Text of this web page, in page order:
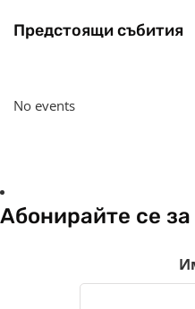
Предстоящи събития
No events
Абонирайте се